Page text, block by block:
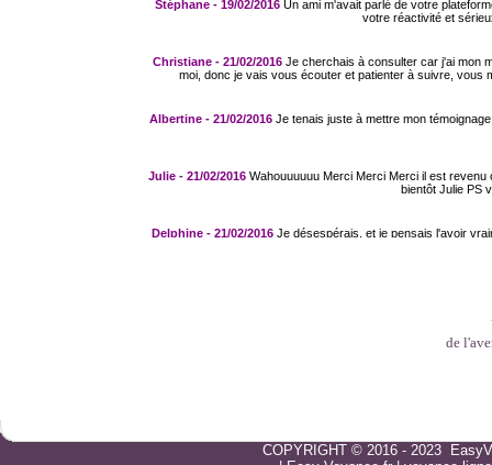
votre réactivité et
moi, donc je vais vous écouter et patienter à suivre, vous
bientôt Julie PS
lui depuis 6 mois au moins, vous me disiez c'est proche
semaines comme quoi qu'il faut jamais deseperé ce que
beaucoup plus
Inconnu 24/02/2016Désolée si je met ce prénom inconnu
quelques jours et c'est comme vous
de
COPYRIGHT © 2016 - 2023